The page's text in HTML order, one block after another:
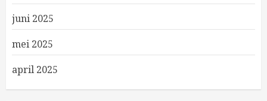
juni 2025
mei 2025
april 2025